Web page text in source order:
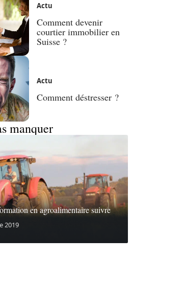
Actu
Comment devenir
courtier immobilier en
Suisse ?
Actu
Comment déstresser ?
manquer
en agroalimentaire suivre
2019